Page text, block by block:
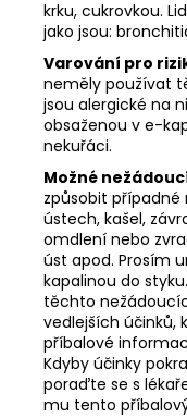
krku, cukrovkou.
jako jsou:
Varování pro
neměly používat
jsou alergické na
obsaženou v e-
nekuřáci.
Možné
způsobit případné
ústech, kašel,
omdlení nebo
úst apod. Prosím
kapalinou do
těchto
vedlejších účinků,
příbalové
Kdyby účinky
poraďte se s
mu tento